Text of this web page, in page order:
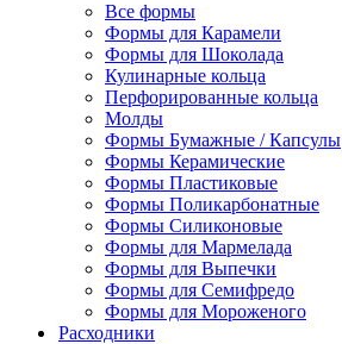
Все формы
Формы для Карамели
Формы для Шоколада
Кулинарные кольца
Перфорированные кольца
Молды
Формы Бумажные / Капсулы
Формы Керамические
Формы Пластиковые
Формы Поликарбонатные
Формы Силиконовые
Формы для Мармелада
Формы для Выпечки
Формы для Семифредо
Формы для Мороженого
Расходники